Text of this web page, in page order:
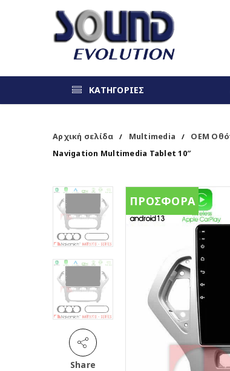
ΚΑΤΗΓΟΡΙΕΣ
Αρχική σελίδα / Multimedia / OEM
Navigation Multimedia Tablet 10″
Share
ΠΡΟΣΦΟΡΑ